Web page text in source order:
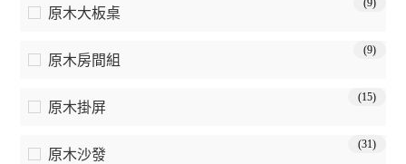
原木大板桌
(9)
原木房間組
(9)
原木掛屏
(15)
原木沙發
(31)